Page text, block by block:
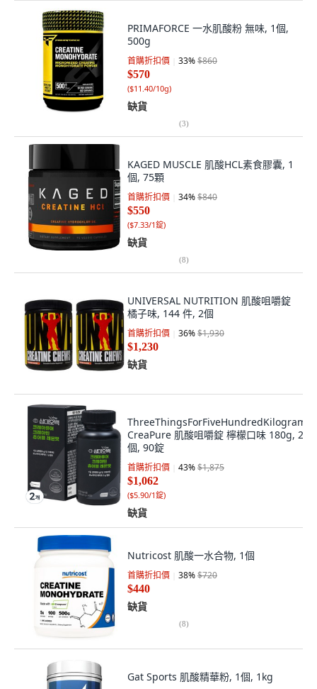
PRIMAFORCE 一水肌酸粉 無味, 1個,
500g
首購折扣價 33%$860
$570
($11.40/10g)
缺貨
(3)
KAGED MUSCLE 肌酸HCL素食膠囊, 1
個, 75顆
首購折扣價 34%$840
$550
($7.33/1錠)
缺貨
(8)
UNIVERSAL NUTRITION 肌酸咀嚼錠
橘子味, 144 件, 2個
首購折扣價 36%$1,930
$1,230
缺貨
ThreeThingsForFiveHundredKilogram
CreaPure 肌酸咀嚼錠 檸檬口味 180g, 2
個, 90錠
首購折扣價 43%$1,875
$1,062
($5.90/1錠)
缺貨
Nutricost 肌酸一水合物, 1個
首購折扣價 38%$720
$440
缺貨
(8)
Gat Sports 肌酸精華粉, 1個, 1kg